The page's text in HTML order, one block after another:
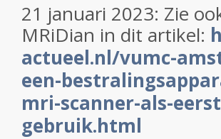
21 januari 2023: Zie
MRiDian in dit artikel:
actueel.nl/vumc-
een-
mri-scanner-als-
gebruik.html